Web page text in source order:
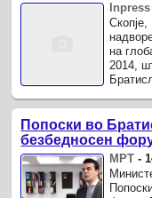
Inpress
на
2014,
Попоски во
безбедносен
МРТ -